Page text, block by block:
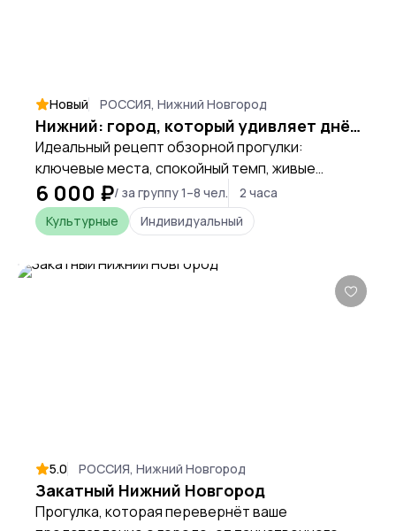
Новый РОССИЯ, Нижний Новгород
Нижний: город, который удивляет днём и ночью
Идеальный рецепт обзорной прогулки:
ключевые места, спокойный темп, живые
истории и неожиданные факты, чтобы
почувствовать город и увидеть его душу.
6 000 ₽/ за группу 1–8 чел.
2 часа
Культурные
Индивидуальный
5.0 РОССИЯ, Нижний Новгород
Закатный Нижний Новгород
Прогулка, которая перевернёт ваше